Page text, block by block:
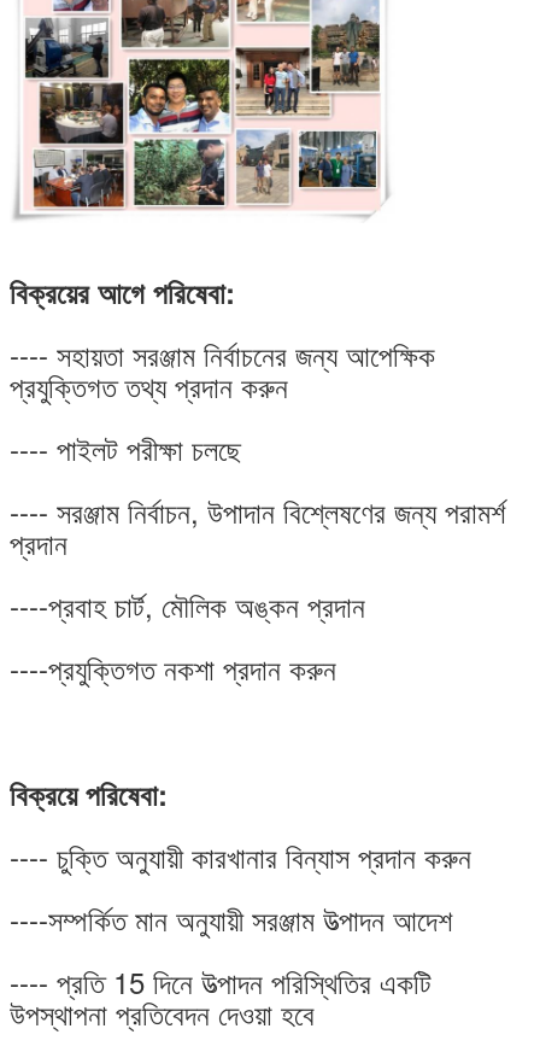
বিক্রয়ের আগে পরিষেবা:
---- সহায়তা সরঞ্জাম নির্বাচনের জন্য আপেক্ষিক
প্রযুক্তিগত তথ্য প্রদান করুন
---- পাইলট পরীক্ষা চলছে
---- সরঞ্জাম নির্বাচন, উপাদান বিশ্লেষণের জন্য পরামর্শ
প্রদান
----প্রবাহ চার্ট, মৌলিক অঙ্কন প্রদান
----প্রযুক্তিগত নকশা প্রদান করুন
বিক্রয়ে পরিষেবা:
---- চুক্তি অনুযায়ী কারখানার বিন্যাস প্রদান করুন
----সম্পর্কিত মান অনুযায়ী সরঞ্জাম উত্পাদন আদেশ
---- প্রতি 15 দিনে উত্পাদন পরিস্থিতির একটি
উপস্থাপনা প্রতিবেদন দেওয়া হবে